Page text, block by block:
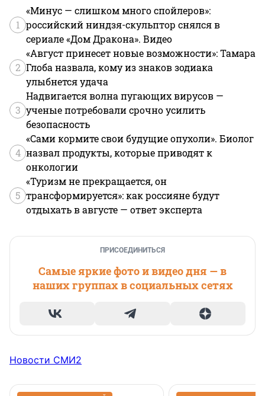
1
«Минус — слишком много спойлеров»:
российский ниндзя-скульптор снялся в
сериале «Дом Дракона». Видео
2
«Август принесет новые возможности»: Тамара
Глоба назвала, кому из знаков зодиака
улыбнется удача
3
Надвигается волна пугающих вирусов —
ученые потребовали срочно усилить
безопасность
4
«Сами кормите свои будущие опухоли». Биолог
назвал продукты, которые приводят к
онкологии
5
«Туризм не прекращается, он
трансформируется»: как россияне будут
отдыхать в августе — ответ эксперта
ПРИСОЕДИНИТЬСЯ
Самые яркие фото и видео дня — в
наших группах в социальных сетях
Новости СМИ2